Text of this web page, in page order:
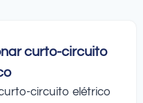
curto-circuito
circuito elétrico